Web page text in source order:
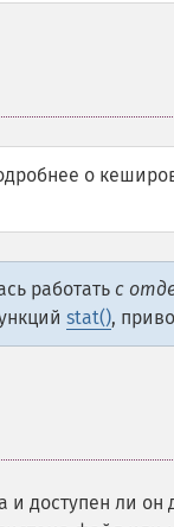
о
работать с
stat(),
доступен ли он